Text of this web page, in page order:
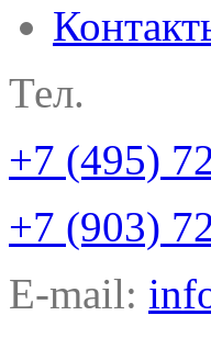
Тел.
+7 (495)
+7 (903)
E-mail: